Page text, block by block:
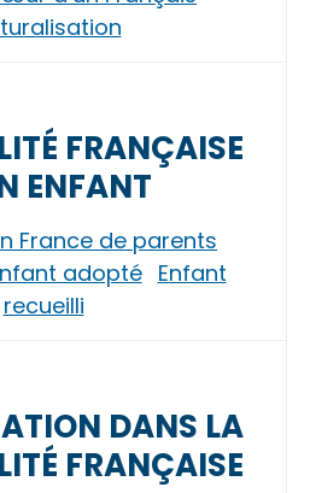
FRANÇAISE
ENFANT
France de parents
adopté Enfant
recueilli
DANS LA
FRANÇAISE